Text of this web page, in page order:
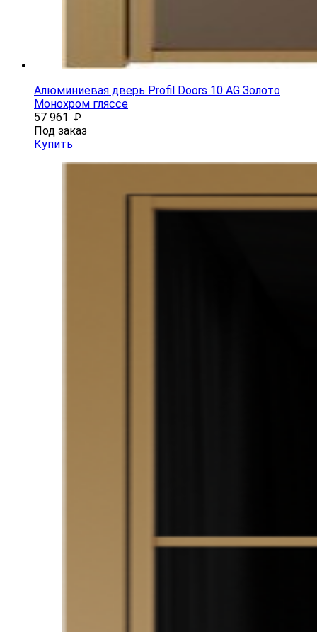
Алюминиевая дверь Profil Doors 10 AG Золото
Монохром гляссе
57 961
₽
Под заказ
Купить